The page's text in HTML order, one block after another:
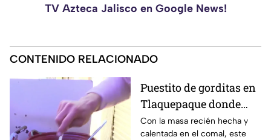
TV Azteca Jalisco en Google News!
CONTENIDO RELACIONADO
Puestito de gorditas en
Tlaquepaque donde
una nunca es suficiente
Con la masa recién hecha y
calentada en el comal, este